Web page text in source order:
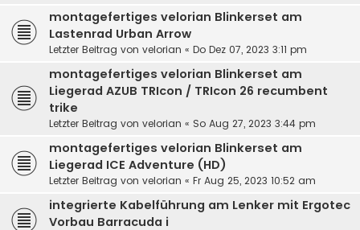
montagefertiges velorian Blinkerset am
Lastenrad Urban Arrow
Letzter Beitrag von velorian « Do Dez 07, 2023 3:11 pm
montagefertiges velorian Blinkerset am
Liegerad AZUB TRIcon / TRIcon 26 recumbent
trike
Letzter Beitrag von velorian « So Aug 27, 2023 3:44 pm
montagefertiges velorian Blinkerset am
Liegerad ICE Adventure (HD)
Letzter Beitrag von velorian « Fr Aug 25, 2023 10:52 am
integrierte Kabelführung am Lenker mit Ergotec
Vorbau Barracuda i